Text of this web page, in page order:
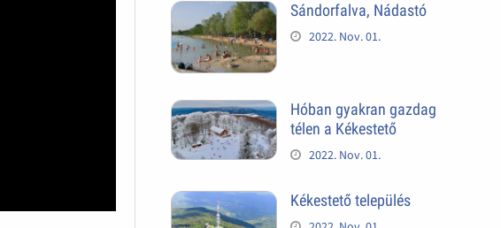
Sándorfalva, Nádastó
2022. Nov. 01.
Hóban gyakran gazdag
télen a Kékestető
2022. Nov. 01.
Kékestető település